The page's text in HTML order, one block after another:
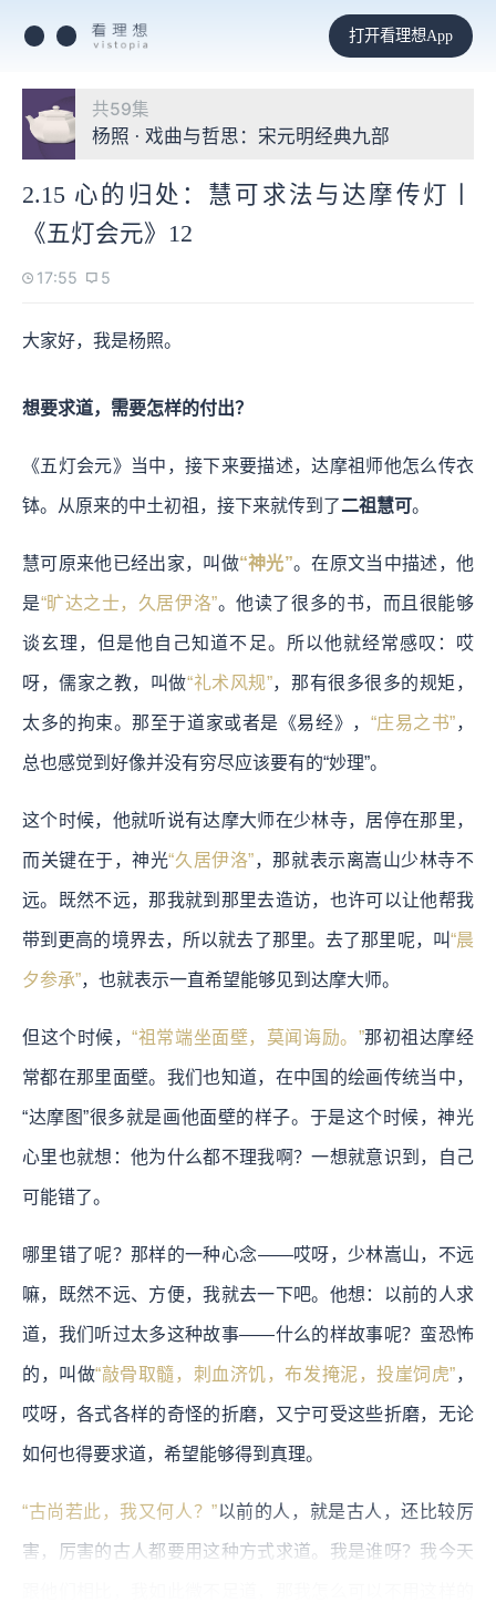
打开看理想App
共59集
杨照 · 戏曲与哲思：宋元明经典九部
2.15 心的归处：慧可求法与达摩传灯丨
《五灯会元》12
17:55 5
大家好，我是杨照。
想要求道，需要怎样的付出？
《五灯会元》当中，接下来要描述，达摩祖师他怎么传衣
钵。从原来的中土初祖，接下来就传到了二祖慧可。
慧可原来他已经出家，叫做“神光”。在原文当中描述，他
是“旷达之士，久居伊洛”。他读了很多的书，而且很能够
谈玄理，但是他自己知道不足。所以他就经常感叹：哎
呀，儒家之教，叫做“礼术风规”，那有很多很多的规矩，
太多的拘束。那至于道家或者是《易经》， “庄易之书”，
总也感觉到好像并没有穷尽应该要有的“妙理”。
这个时候，他就听说有达摩大师在少林寺，居停在那里，
而关键在于，神光“久居伊洛”，那就表示离嵩山少林寺不
远。既然不远，那我就到那里去造访，也许可以让他帮我
带到更高的境界去，所以就去了那里。去了那里呢，叫“晨
夕参承”，也就表示一直希望能够见到达摩大师。
但这个时候，“祖常端坐面壁，莫闻诲励。”那初祖达摩经
常都在那里面壁。我们也知道，在中国的绘画传统当中，
“达摩图”很多就是画他面壁的样子。于是这个时候，神光
心里也就想：他为什么都不理我啊？一想就意识到，自己
可能错了。
哪里错了呢？那样的一种心念——哎呀，少林嵩山，不远
嘛，既然不远、方便，我就去一下吧。他想：以前的人求
道，我们听过太多这种故事——什么的样故事呢？蛮恐怖
的，叫做“敲骨取髓，刺血济饥，布发掩泥，投崖饲虎”，
哎呀，各式各样的奇怪的折磨，又宁可受这些折磨，无论
如何也得要求道，希望能够得到真理。
“古尚若此，我又何人？”以前的人，就是古人，还比较厉
害，厉害的古人都要用这种方式求道。我是谁呀？我今天